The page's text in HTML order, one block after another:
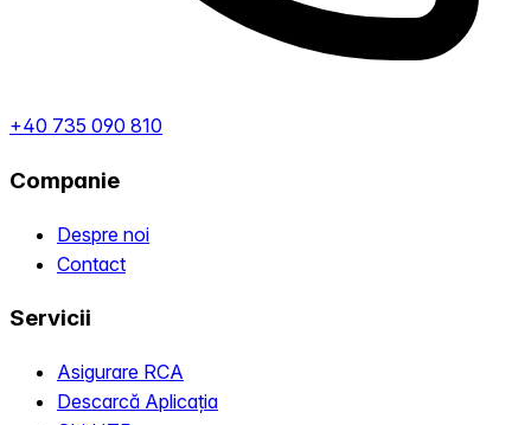
+40 735 090 810
Companie
Despre noi
Contact
Servicii
Asigurare RCA
Descarcă Aplicația